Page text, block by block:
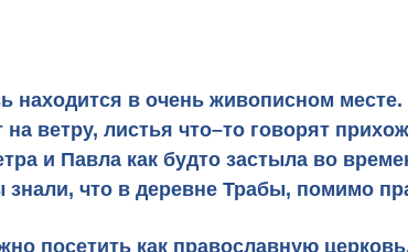
находится в очень живописном
на ветру, листья что–то говорят
и Павла как будто застыла во
что в деревне Трабы, помимо
посетить как православную